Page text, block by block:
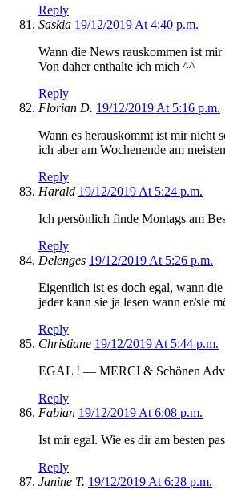
Reply
Saskia 19/12/2019 At 4:40 p.m.
Wann die News rauskommen ist
Von daher enthalte ich mich ^^
Reply
Florian D. 19/12/2019 At 5:16 p.m.
Wann es herauskommt ist mir nicht
ich aber am Wochenende am
Reply
Harald 19/12/2019 At 5:24 p.m.
Ich persönlich finde Montags am
Reply
Delenges 19/12/2019 At 5:26 p.m.
Eigentlich ist es doch egal, wann
jeder kann sie ja lesen wann er/sie
Reply
Christiane 19/12/2019 At 5:44 p.m.
EGAL ! — MERCI & Schönen
Reply
Fabian 19/12/2019 At 6:08 p.m.
Ist mir egal. Wie es dir am besten
Reply
Janine T. 19/12/2019 At 6:28 p.m.